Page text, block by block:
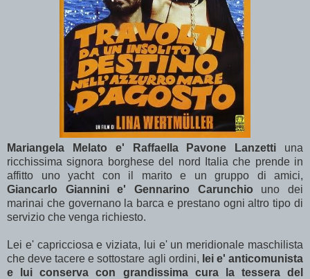
Mariangela Melato e' Raffaella Pavone Lanzetti una
ricchissima signora borghese del nord Italia che prende in
affitto uno yacht con il marito e un gruppo di amici,
Giancarlo Giannini e' Gennarino Carunchio uno dei
marinai che governano la barca e prestano ogni altro tipo di
servizio che venga richiesto.
Lei e' capricciosa e viziata, lui e' un meridionale maschilista
che deve tacere e sottostare agli ordini, lei e' anticomunista
e lui conserva con grandissima cura la tessera del